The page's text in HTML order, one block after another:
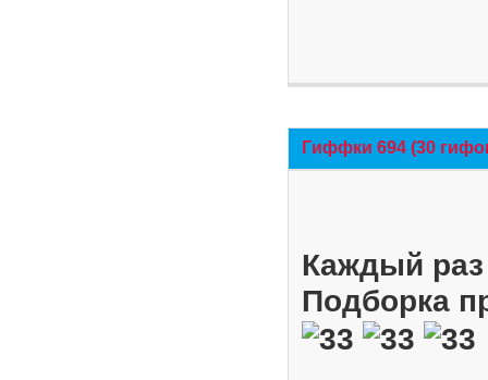
Гиффки 694 (30
Каждый
Подборка